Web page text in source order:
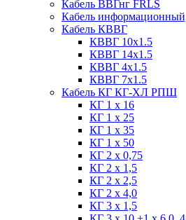
Кабель ВВГнг FRLS
Кабель
Кабель КВВГ
КВВГ 10х1.5
КВВГ 14х1.5
КВВГ 4х1.5
КВВГ 7х1.5
Кабель КГ КГ-ХЛ РПШ
КГ 1 х 16
КГ 1 х 25
КГ 1 х 35
КГ 1 х 50
КГ 2 х 0,75
КГ 2 х 1,5
КГ 2 х 2,5
КГ 2 х 4,0
КГ 3 х 1,5